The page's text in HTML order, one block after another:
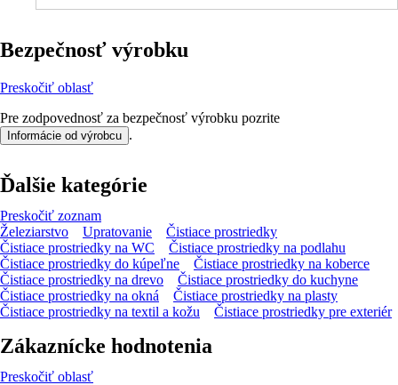
Bezpečnosť výrobku
Preskočiť oblasť
Pre zodpovednosť za bezpečnosť výrobku pozrite
Informácie od výrobcu .
Ďalšie kategórie
Preskočiť zoznam
Železiarstvo
Upratovanie
Čistiace prostriedky
Čistiace prostriedky na WC
Čistiace prostriedky na podlahu
Čistiace prostriedky do kúpeľne
Čistiace prostriedky na koberce
Čistiace prostriedky na drevo
Čistiace prostriedky do kuchyne
Čistiace prostriedky na okná
Čistiace prostriedky na plasty
Čistiace prostriedky na textil a kožu
Čistiace prostriedky pre exteriér
Zákaznícke hodnotenia
Preskočiť oblasť